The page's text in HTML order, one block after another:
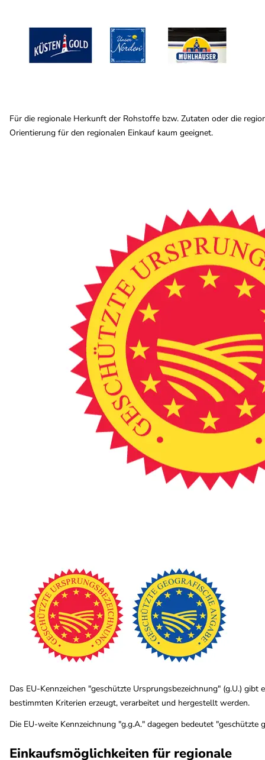
Für die regionale Herkunft der Rohstoffe bzw. Zutaten oder die
Orientierung für den regionalen Einkauf kaum geeignet.
Das EU-Kennzeichen "geschützte Ursprungsbezeichnung" (g.U.)
bestimmten Kriterien erzeugt, verarbeitet und hergestellt werden.
Die EU-weite Kennzeichnung "g.g.A." dagegen bedeutet
Einkaufsmöglichkeiten für regionale